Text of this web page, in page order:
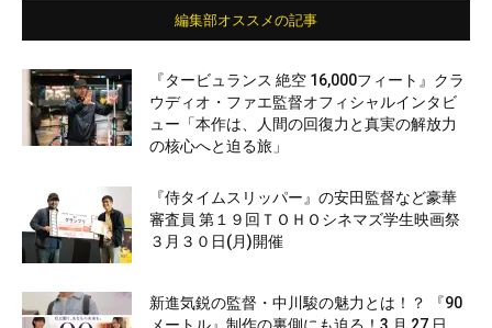
編集部オススメの記事
『タービュランス 絶空 16,000フィート』クラ
ウディオ・ファエ監督オフィシャルインタビ
ュー「本作は、人間の回復力と真実の解放力
の核心へと迫る旅」
『侍タイムスリッパー』の安田監督など豪華
審査員 第１９回ＴＯＨＯシネマズ学生映画祭
３月３０日(月)開催
新進気鋭の監督・中川駿の魅力とは！？ 『90